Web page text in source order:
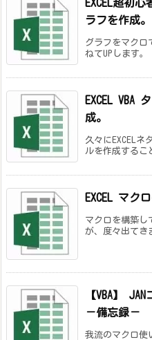
EXCEL超初心
ラフを作成。
グラフをマクロ
ねてUPします
EXCEL VBA
成。
久々にEXCEL
ルを作成する
EXCEL マク
マクロを構築し
が、度々出て
【VBA】
－備忘録－
我流のマクロ使